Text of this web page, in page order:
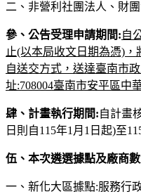
二、非營利社團法人、財
參、公告受理申請期間:自
止(以本局收文日期為憑)
自送交方式，送達臺南市
址:708004臺南市安平區中
肆、計畫執行期間:自計畫
日則自115年1月1日起)至
伍、本次遴選據點及廠商
一、新化大區據點:服務行